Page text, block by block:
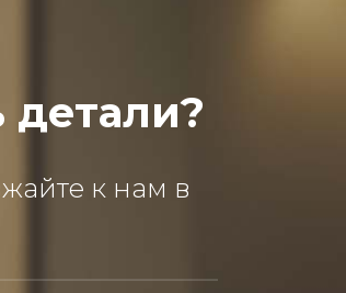
детали?
к нам в